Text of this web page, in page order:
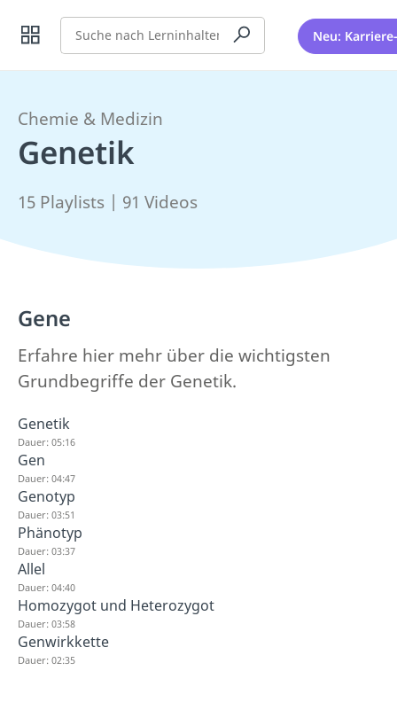
Suche Neu:
Chemie & Medizin
Genetik
15 Playlists | 91 Videos
Gene
Erfahre hier mehr über die wichtigsten
Grundbegriffe der Genetik.
Genetik
Dauer: 05:16
Gen
Dauer: 04:47
Genotyp
Dauer: 03:51
Phänotyp
Dauer: 03:37
Allel
Dauer: 04:40
Homozygot und Heterozygot
Dauer: 03:58
Genwirkkette
Dauer: 02:35